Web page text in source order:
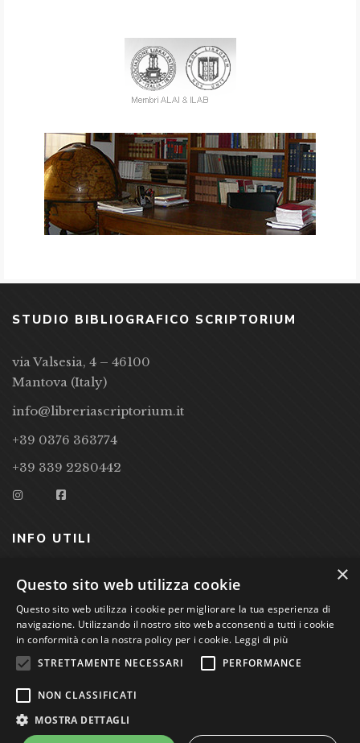
STUDIO BIBLIOGRAFICO SCRIPTORIUM
via Valsesia, 4 – 46100
Mantova (Italy)
info@libreriascriptorium.it
+39 0376 363774
+39 339 2280442
INFO UTILI
CONDIZIONI DI VENDITA
PRIVACY POLICY
COOKIE POLICY
Studio Bibliografico Scriptorium Dott.ssa Sara Bassi VAT
nr. 01744000207
×
Questo sito web utilizza cookie
Questo sito web utilizza i cookie per migliorare la tua esperienza di
navigazione. Utilizzando il nostro sito web acconsenti a tutti i cookie
in conformità con la nostra policy per i cookie. Leggi di più
STRETTAMENTE NECESSARI
PERFORMANCE
NON CLASSIFICATI
MOSTRA DETTAGLI